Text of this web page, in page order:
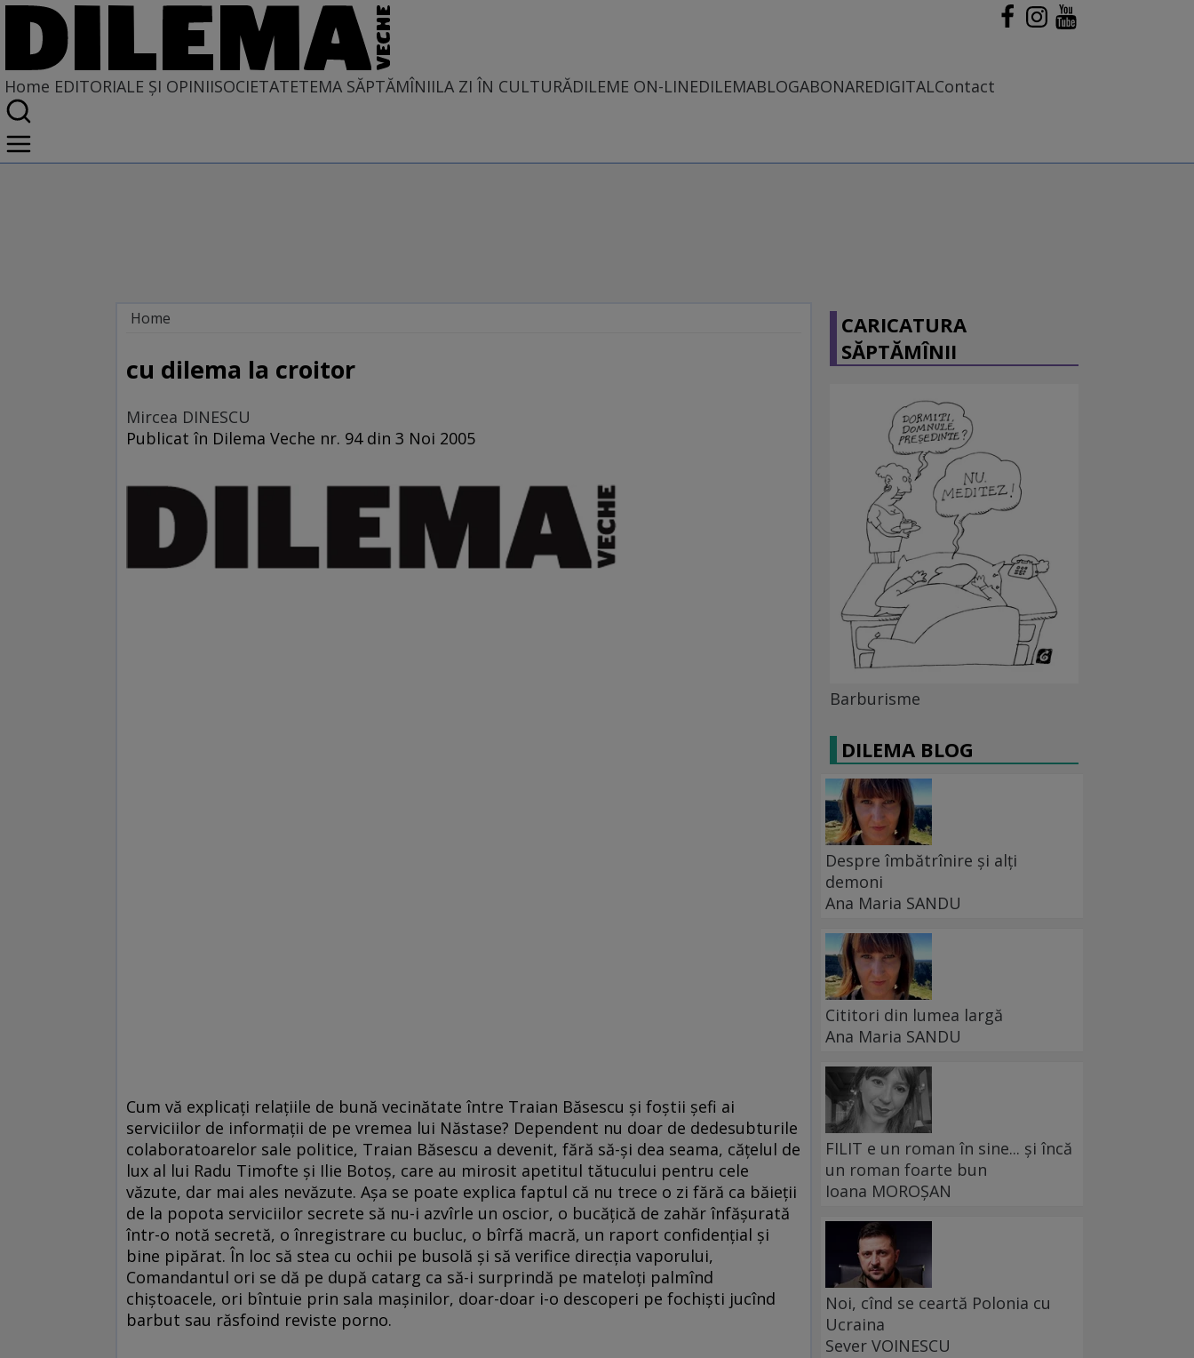
Home EDITORIALE ȘI OPINIISOCIETATETEMA SĂPTĂMÎNIILA ZI ÎN CULTURĂDILEME ON-LINEDILEMABLOGABONAREDIGITALContact
Home
SITUAȚIUNEA
cu dilema la croitor
Mircea DINESCU
Publicat în Dilema Veche nr. 94 din 3 Noi 2005
Cum vă explicaţi relaţiile de bună vecinătate între Traian Băsescu şi foştii şefi ai
serviciilor de informaţii de pe vremea lui Năstase? Dependent nu doar de dedesubturile
colaboratoarelor sale politice, Traian Băsescu a devenit, fără să-şi dea seama, căţelul de
lux al lui Radu Timofte şi Ilie Botoş, care au mirosit apetitul tătucului pentru cele
văzute, dar mai ales nevăzute. Aşa se poate explica faptul că nu trece o zi fără ca băieţii
de la popota serviciilor secrete să nu-i azvîrle un oscior, o bucăţică de zahăr înfăşurată
într-o notă secretă, o înregistrare cu bucluc, o bîrfă macră, un raport confidenţial şi
bine pipărat. În loc să stea cu ochii pe busolă şi să verifice direcţia vaporului,
Comandantul ori se dă pe după catarg ca să-i surprindă pe mateloţi palmînd
chiştoacele, ori bîntuie prin sala maşinilor, doar-doar i-o descoperi pe fochişti jucînd
barbut sau răsfoind reviste porno.
CARICATURA
SĂPTĂMÎNII
Barburisme
DILEMA BLOG
Despre îmbătrînire și alți
demoni
Ana Maria SANDU
Cititori din lumea largă
Ana Maria SANDU
FILIT e un roman în sine... și încă
un roman foarte bun
Ioana MOROȘAN
Noi, cînd se ceartă Polonia cu
Ucraina
Sever VOINESCU